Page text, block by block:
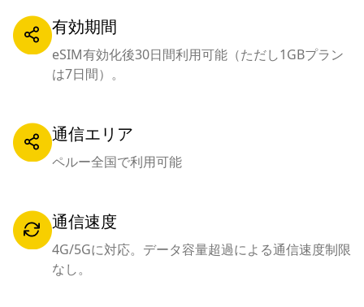
有効期間
eSIM有効化後30日間利用可能（ただし1GBプラン
は7日間）。
通信エリア
ペルー全国で利用可能
通信速度
4G/5Gに対応。データ容量超過による通信速度制限
なし。